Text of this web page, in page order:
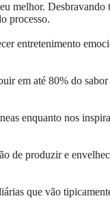
Desbravando
processo.
entretenimento
até 80% do sabor
enquanto nos
de produzir e
que vão